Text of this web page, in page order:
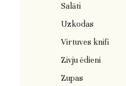
Salāti
Uzkodas
Virtuves knifi
Zivju ēdieni
Zupas